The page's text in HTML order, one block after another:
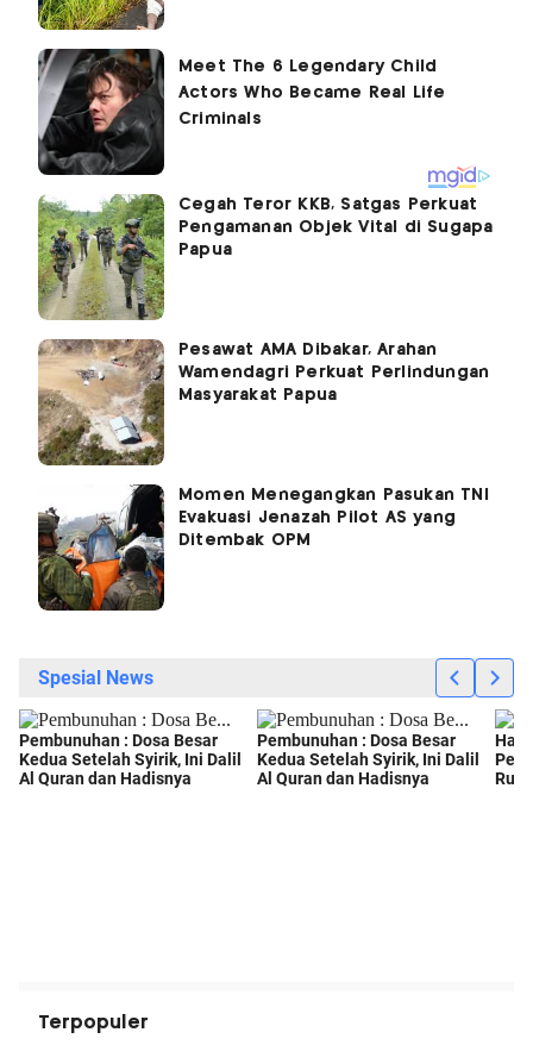
Cegah Teror KKB, Satgas Perkuat
Pengamanan Objek Vital di Sugapa
Papua
Pesawat AMA Dibakar, Arahan
Wamendagri Perkuat Perlindungan
Masyarakat Papua
Momen Menegangkan Pasukan TNI
Evakuasi Jenazah Pilot AS yang
Ditembak OPM
Terpopuler